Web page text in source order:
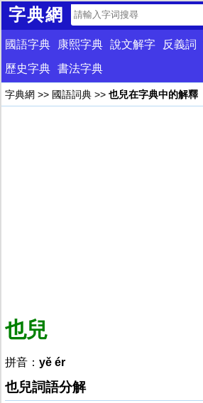
字典網
國語字典 康熙字典 說文解字 反義詞
歷史字典 書法字典
字典網 >> 國語詞典 >> 也兒在字典中的解釋
也兒
拼音： yě ér
也兒詞語分解